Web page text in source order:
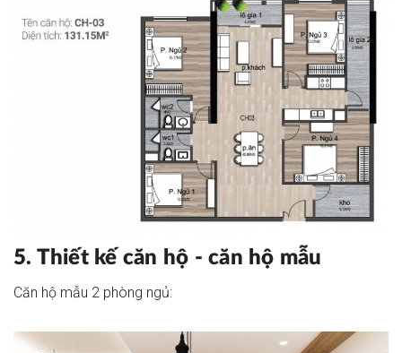
5. Thiết kế căn hộ - căn hộ mẫu
Căn hộ mẫu 2 phòng ngủ: